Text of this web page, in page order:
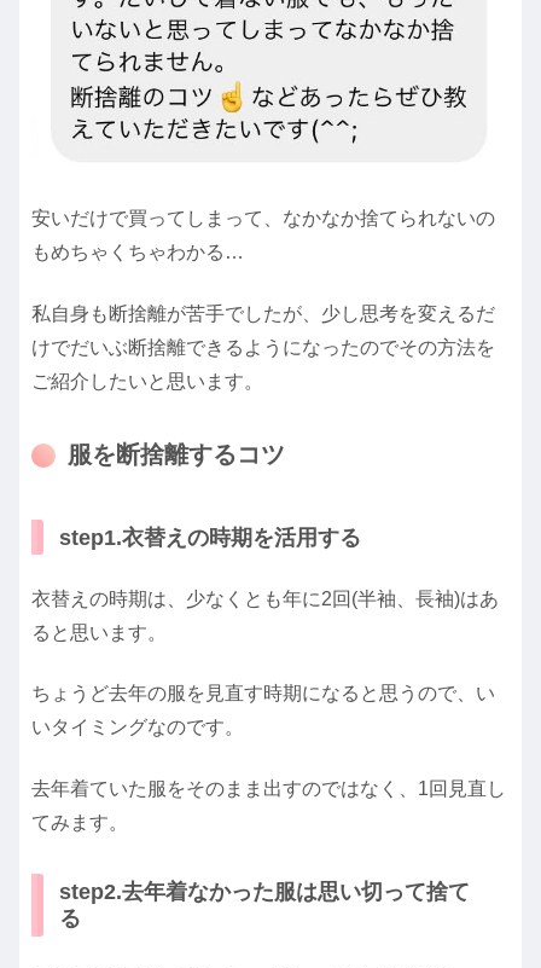
安いだけで買ってしまって、なかなか捨てられないの
もめちゃくちゃわかる…
私自身も断捨離が苦手でしたが、少し思考を変えるだ
けでだいぶ断捨離できるようになったのでその方法を
ご紹介したいと思います。
服を断捨離するコツ
step1.衣替えの時期を活用する
衣替えの時期は、少なくとも年に2回(半袖、長袖)はあ
ると思います。
ちょうど去年の服を見直す時期になると思うので、い
いタイミングなのです。
去年着ていた服をそのまま出すのではなく、1回見直し
てみます。
step2.去年着なかった服は思い切って捨て
る